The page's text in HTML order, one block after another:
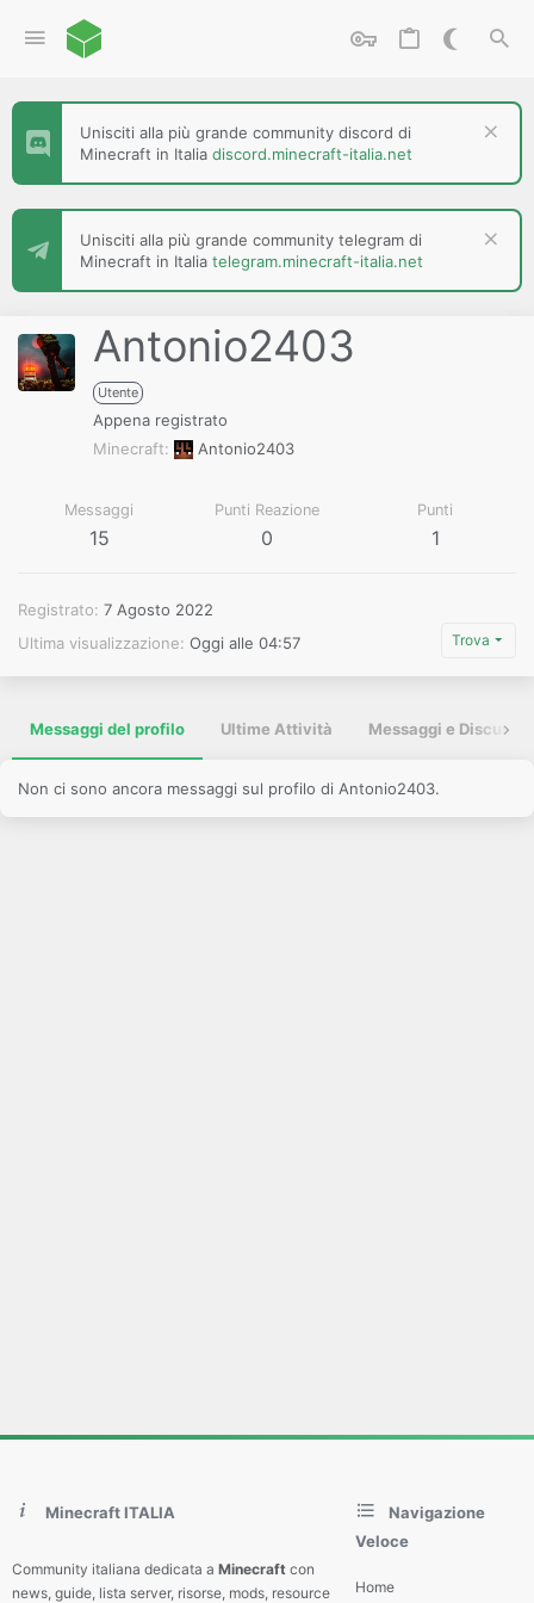
Unisciti alla più grande community discord di
Minecraft in Italia discord.minecraft-italia.net
Unisciti alla più grande community telegram di
Minecraft in Italia telegram.minecraft-italia.net
Antonio2403
Utente
Appena registrato
Minecraft
Antonio2403
Messaggi
15
Punti Reazione
0
Punti
1
Registrato 7 Agosto 2022
Ultima visualizzazione Oggi alle 04:57 Trova
Messaggi del profilo Ultime Attività Messaggi e
Non ci sono ancora messaggi sul profilo di Antonio2403.
Minecraft ITALIA
Community italiana dedicata a Minecraft con
news, guide, lista server, risorse, mods, resource
Navigazione
Veloce
Home